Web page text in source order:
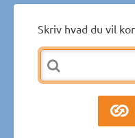
Skriv hvad du vil